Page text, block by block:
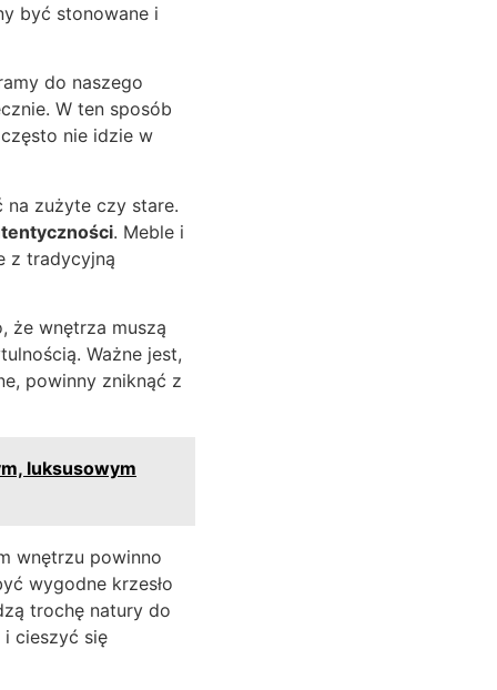
być stonowane i
do naszego
W ten sposób
nie idzie w
na zużyte czy stare.
. Meble i
z tradycyjną
że wnętrza muszą
Ważne jest,
powinny zniknąć z
luksusowym
wnętrzu powinno
wygodne krzesło
trochę natury do
cieszyć się